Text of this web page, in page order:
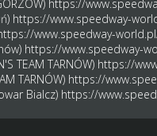
https://
https://www.speedway-
www.speedway-
https://www.speedway-
TEAM TARNÓW) https://
TARNÓW) https://
Bialcz) https://